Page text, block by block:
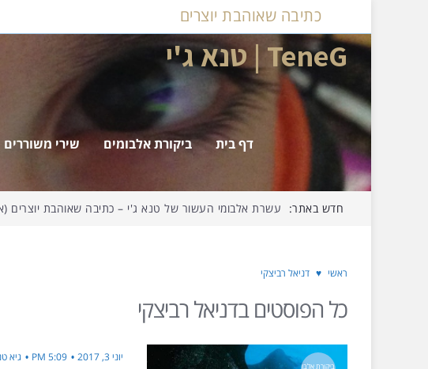
כתיבה שאוהבת יוצרים
TeneG | טנא ג'י
דף בית ביקורת אלבומים שירי משוררים
חדש באתר: עשרת אלבומי העשור של טנא ג'י – כתיבה שאוהבת יוצרים
ראשי ♥ דניאל רביצקי
כל הפוסטים בדניאל רביצקי
ביקורת אלבו
יוני 3, 2017 5:09 PM גיא